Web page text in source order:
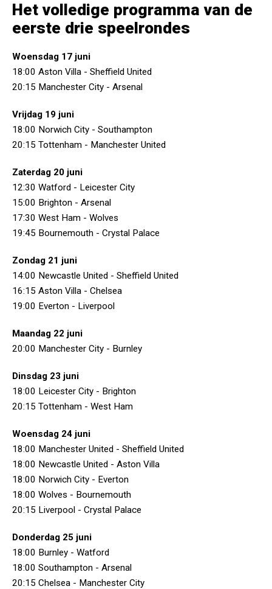
Het volledige programma van de
eerste drie speelrondes
Woensdag 17 juni
18:00 Aston Villa - Sheffield United
20:15 Manchester City - Arsenal
Vrijdag 19 juni
18:00 Norwich City - Southampton
20:15 Tottenham - Manchester United
Zaterdag 20 juni
12:30 Watford - Leicester City
15:00 Brighton - Arsenal
17:30 West Ham - Wolves
19:45 Bournemouth - Crystal Palace
Zondag 21 juni
14:00 Newcastle United - Sheffield United
16:15 Aston Villa - Chelsea
19:00 Everton - Liverpool
Maandag 22 juni
20:00 Manchester City - Burnley
Dinsdag 23 juni
18:00 Leicester City - Brighton
20:15 Tottenham - West Ham
Woensdag 24 juni
18:00 Manchester United - Sheffield United
18:00 Newcastle United - Aston Villa
18:00 Norwich City - Everton
18:00 Wolves - Bournemouth
20:15 Liverpool - Crystal Palace
Donderdag 25 juni
18:00 Burnley - Watford
18:00 Southampton - Arsenal
20:15 Chelsea - Manchester City